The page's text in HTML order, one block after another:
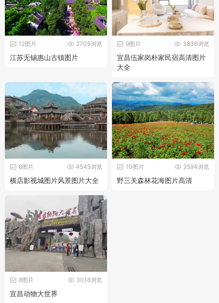
2705浏览
12图片
江苏无锡惠山古镇图片
3836浏览
9图片
宜昌伍家岗朴家民宿高清图片
大全
4545浏览
8图片
横店影视城图片风景图片大全
2594浏览
10图片
野三关森林花海图片高清
3018浏览
8图片
宜昌动物大世界